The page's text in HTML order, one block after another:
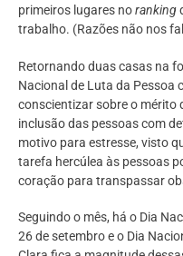
primeiros lugares noranking
trabalho. (Razões não nos
Retornando duas casas na
Nacional de Luta da Pessoa
conscientizar sobre o mérito
inclusão das pessoas com
motivo para estresse, visto
tarefa hercúlea às pessoas
coração para transpassar
Seguindo o mês, há o Dia
26 de setembro e o Dia